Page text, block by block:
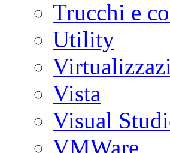
Trucchi e
Utility
Vista
Visual
VMWare